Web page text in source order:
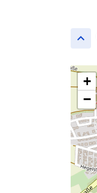
keyboard_arrow_up
+
−